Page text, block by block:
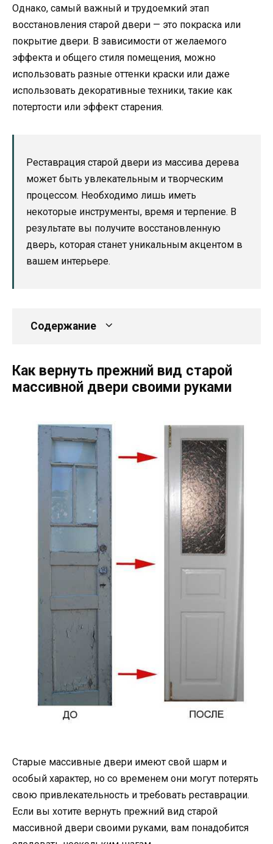
Однако, самый важный и трудоемкий этап
восстановления старой двери — это покраска или
покрытие двери. В зависимости от желаемого
эффекта и общего стиля помещения, можно
использовать разные оттенки краски или даже
использовать декоративные техники, такие как
потертости или эффект старения.
Реставрация старой двери из массива дерева
может быть увлекательным и творческим
процессом. Необходимо лишь иметь
некоторые инструменты, время и терпение. В
результате вы получите восстановленную
дверь, которая станет уникальным акцентом в
вашем интерьере.
Содержание
Как вернуть прежний вид старой
массивной двери своими руками
Старые массивные двери имеют свой шарм и
особый характер, но со временем они могут потерять
свою привлекательность и требовать реставрации.
Если вы хотите вернуть прежний вид старой
массивной двери своими руками, вам понадобится